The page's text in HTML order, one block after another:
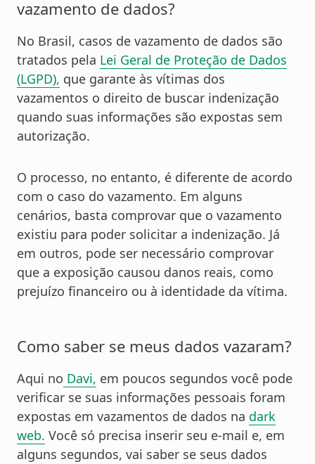
vazamento de dados?
No Brasil, casos de vazamento de dados são
tratados pela Lei Geral de Proteção de Dados
(LGPD), que garante às vítimas dos
vazamentos o direito de buscar indenização
quando suas informações são expostas sem
autorização.
O processo, no entanto, é diferente de acordo
com o caso do vazamento. Em alguns
cenários, basta comprovar que o vazamento
existiu para poder solicitar a indenização. Já
em outros, pode ser necessário comprovar
que a exposição causou danos reais, como
prejuízo financeiro ou à identidade da vítima.
Como saber se meus dados vazaram?
Aqui no Davi, em poucos segundos você pode
verificar se suas informações pessoais foram
expostas em vazamentos de dados na dark
web. Você só precisa inserir seu e-mail e, em
alguns segundos, vai saber se seus dados